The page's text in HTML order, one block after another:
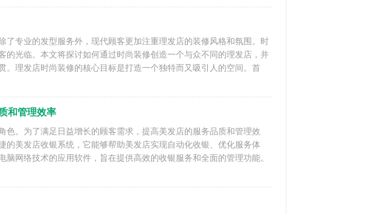
了专业的发型服务外，现代顾客更加注重理发店的装修风格和氛围。时
的光临。本文将探讨如何通过时尚装修创造一个与众不同的理发店，并
。理发店时尚装修的核心目标是打造一个独特而又吸引人的空间。首
和管理效率
色。为了满足日益增长的顾客需求，提高美发店的服务品质和管理效
美发店收银系统，它能够帮助美发店实现自动化收银、优化服务体
网络技术的应用软件，旨在提供高效的收银服务和全面的管理功能。